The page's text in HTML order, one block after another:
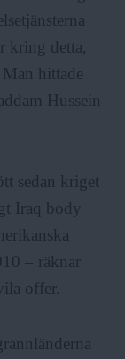
kring detta,
hittade
Hussein
sedan kriget
Iraq body
– räknar
offer.